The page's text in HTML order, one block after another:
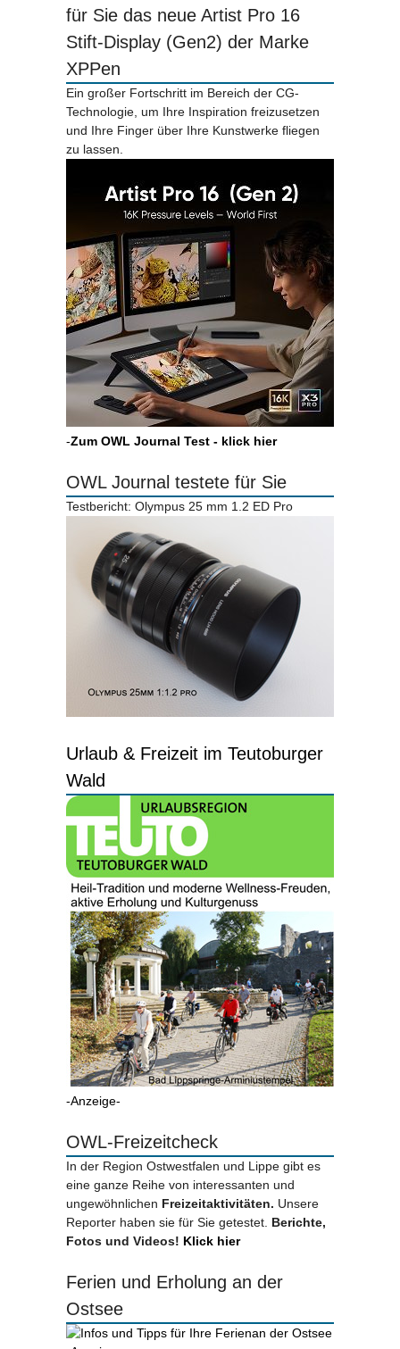
für Sie das neue Artist Pro 16
Stift-Display (Gen2) der Marke
XPPen
Ein großer Fortschritt im Bereich der CG-
Technologie, um Ihre Inspiration freizusetzen
und Ihre Finger über Ihre Kunstwerke fliegen
zu lassen.
-Zum OWL Journal Test - klick hier
OWL Journal testete für Sie
Testbericht: Olympus 25 mm 1.2 ED Pro
Urlaub & Freizeit im Teutoburger
Wald
-Anzeige-
OWL-Freizeitcheck
In der Region Ostwestfalen und Lippe gibt es
eine ganze Reihe von interessanten und
ungewöhnlichen Freizeitaktivitäten. Unsere
Reporter haben sie für Sie getestet. Berichte,
Fotos und Videos! Klick hier
Ferien und Erholung an der
Ostsee